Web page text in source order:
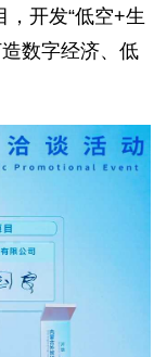
开发“低空+生
数字经济、低